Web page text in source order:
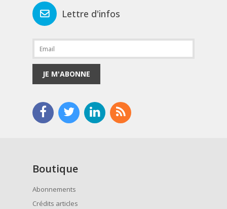
Lettre d'infos
JE M'ABONNE
Boutique
Abonnements
Crédits articles